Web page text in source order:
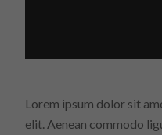
Lorem ipsum dolor sit
elit. Aenean commodo